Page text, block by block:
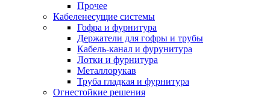
Прочее
Кабеленесущие системы
Гофра и фурнитура
Держатели для гофры и трубы
Кабель-канал и фурунитура
Лотки и фурнитура
Металлорукав
Труба гладкая и фурнитура
Огнестойкие решения